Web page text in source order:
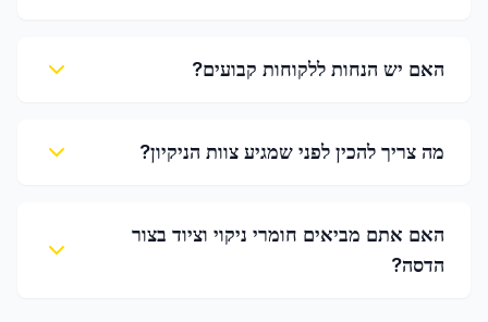
האם יש הנחות ללקוחות קבועים?
מה צריך להכין לפני שמגיע צוות הניקיון?
האם אתם מביאים חומרי ניקוי וציוד בצור
הדסה?